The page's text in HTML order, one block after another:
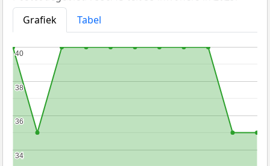
Grafiek
Tabel
34
34
36
36
38
38
40
40